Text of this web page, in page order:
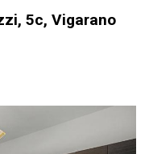
5c, Vigarano